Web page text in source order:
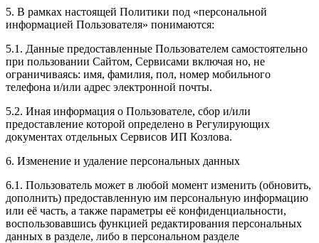
5. В рамках настоящей Политики под «персональной
информацией Пользователя» понимаются:
5.1. Данные предоставленные Пользователем самостоятельно
при пользовании Сайтом, Сервисами включая но, не
ограничиваясь: имя, фамилия, пол, номер мобильного
телефона и/или адрес электронной почты.
5.2. Иная информация о Пользователе, сбор и/или
предоставление которой определено в Регулирующих
документах отдельных Сервисов ИП Козлова.
6. Изменение и удаление персональных данных
6.1. Пользователь может в любой момент изменить (обновить,
дополнить) предоставленную им персональную информацию
или её часть, а также параметры её конфиденциальности,
воспользовавшись функцией редактирования персональных
данных в разделе, либо в персональном разделе